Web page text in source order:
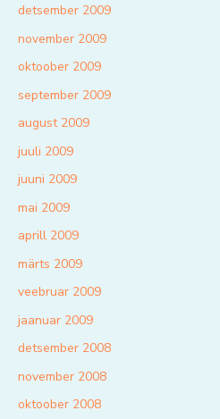
detsember 2009
november 2009
oktoober 2009
september 2009
august 2009
juuli 2009
juuni 2009
mai 2009
aprill 2009
märts 2009
veebruar 2009
jaanuar 2009
detsember 2008
november 2008
oktoober 2008